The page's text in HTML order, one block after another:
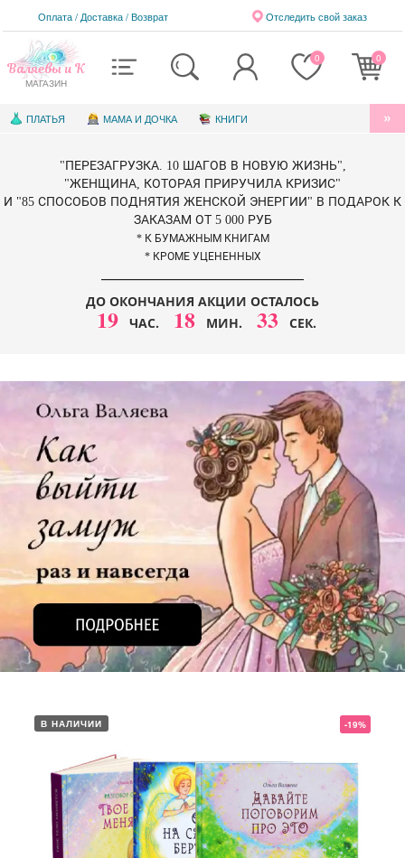
Валяевы и К
МАГАЗИН
Оплата / Доставка/Возврат Отследить свой заказ
0 0
ПЛАТЬЯ МАМА И ДОЧКА КНИГИ
КНИГИ ДЛЯ ДЕТЕЙ ЭЛЕКТРОННЫЕ КНИГИ
"ПЕРЕЗАГРУЗКА. 10 ШАГОВ В НОВУЮ ЖИЗНЬ",
"ЖЕНЩИНА, КОТОРАЯ ПРИРУЧИЛА КРИЗИС"
И "85 СПОСОБОВ ПОДНЯТИЯ ЖЕНСКОЙ ЭНЕРГИИ" В ПОДАРОК К
ЗАКАЗАМ ОТ 5 000 РУБ
* К БУМАЖНЫМ КНИГАМ
* КРОМЕ УЦЕНЕННЫХ
ДО ОКОНЧАНИЯ АКЦИИ ОСТАЛОСЬ
19 ЧАС. 18 МИН. 33 СЕК.
В НАЛИЧИИ -19%